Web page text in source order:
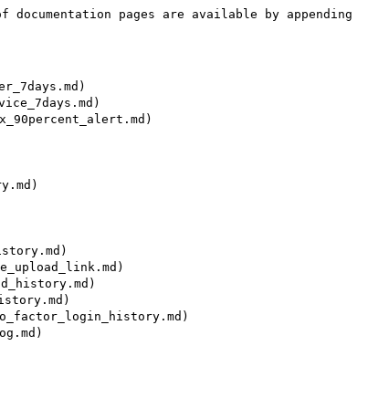
pages are available by appending